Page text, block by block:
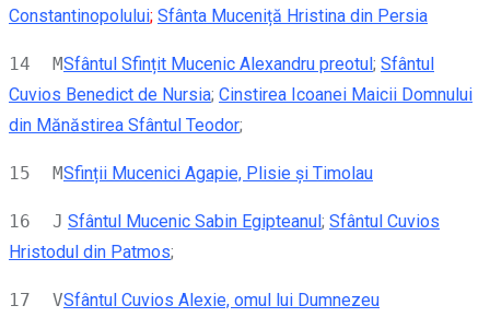
Constantinopolului; Sfânta Muceniță Hristina din Persia
14 MSfântul Sfințit Mucenic Alexandru preotul; Sfântul
Cuvios Benedict de Nursia; Cinstirea Icoanei Maicii Domnului
din Mănăstirea Sfântul Teodor;
15 MSfinții Mucenici Agapie, Plisie şi Timolau
16 J Sfântul Mucenic Sabin Egipteanul; Sfântul Cuvios
Hristodul din Patmos;
17 VSfântul Cuvios Alexie, omul lui Dumnezeu